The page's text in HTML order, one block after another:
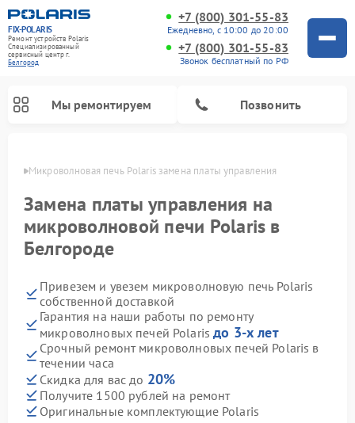
FIX-POLARIS
Ремонт устройств Polaris
Специализированный
cервисный центр г.
Белгород
+7 (800) 301-55-83
Ежедневно, с 10:00 до 20:00
+7 (800) 301-55-83
Звонок бесплатный по РФ
Мы ремонтируем Позвонить
Микроволновая печь Polaris замена платы управления
Замена платы управления на
микроволновой печи Polaris в
Белгороде
Привезем и увезем микроволновую печь Polaris
собственной доставкой
Гарантия на наши работы по ремонту
микроволновых печей Polarisдо 3-х лет
Срочный ремонт микроволновых печей Polaris в
течении часа
Скидка для вас до 20%
Получите 1500 рублей на ремонт
Оригинальные комплектующие Polaris